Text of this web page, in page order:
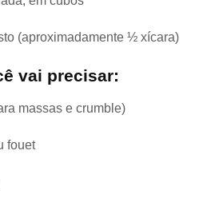
(aproximadamente ½ xícara)
vai precisar:
massas e crumble)
fouet